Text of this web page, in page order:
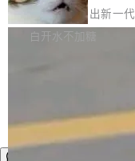
颈。 代码仓深度理解服
e深度理解服务"）是华
的账号密码进入A集群，
称为"删库跑路"的命令
存永远不够用。
一直在跑这些模型的推
整性保护。效果是：吞
成本降低 30%，精度不
存 KV cache 是推理时最
腾讯混元正式推出新一
3.0preview。基于最新
让语音识别不再只是听
先理解你的语境和意图
到你。从“逐字转写、单
白开水不加糖